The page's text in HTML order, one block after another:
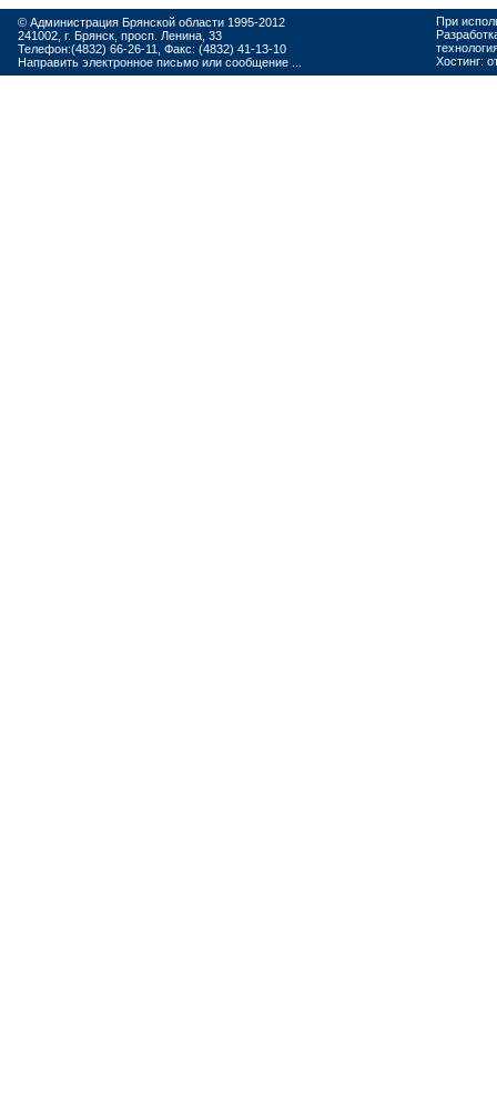
© Администрация Брянской области 1995-2012
241002, г. Брянск, просп. Ленина, 33
Телефон:(4832) 66-26-11, Факс: (4832) 41-13-10
Направить электронное письмо или сообщение ...
При
Хостинг: